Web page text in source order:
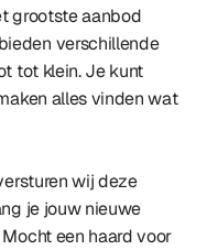
grootste aanbod
verschillende
tot klein. Je kunt
alles vinden wat
wij deze
je jouw nieuwe
een haard voor